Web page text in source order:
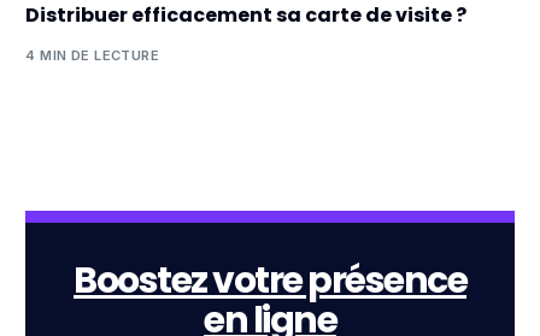
Distribuer efficacement sa carte de visite ?
4 MIN DE LECTURE
Boostez votre présence
en ligne